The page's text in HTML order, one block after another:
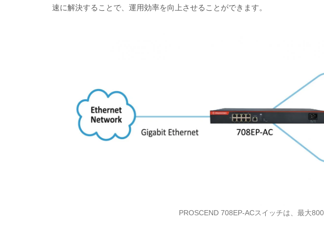
速に解決することで、運用効率を向上させることができます。
PROSCEND 708EP-ACスイッチは、最大